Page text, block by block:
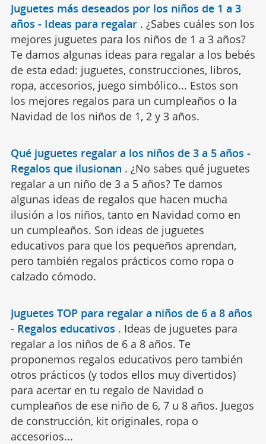
Juguetes más deseados por los niños de 1 a 3
años - Ideas para regalar . ¿Sabes cuáles son los
mejores juguetes para los niños de 1 a 3 años?
Te damos algunas ideas para regalar a los bebés
de esta edad: juguetes, construcciones, libros,
ropa, accesorios, juego simbólico... Estos son
los mejores regalos para un cumpleaños o la
Navidad de los niños de 1, 2 y 3 años.
Qué juguetes regalar a los niños de 3 a 5 años -
Regalos que ilusionan . ¿No sabes qué juguetes
regalar a un niño de 3 a 5 años? Te damos
algunas ideas de regalos que hacen mucha
ilusión a los niños, tanto en Navidad como en
un cumpleaños. Son ideas de juguetes
educativos para que los pequeños aprendan,
pero también regalos prácticos como ropa o
calzado cómodo.
Juguetes TOP para regalar a niños de 6 a 8 años
- Regalos educativos . Ideas de juguetes para
regalar a los niños de 6 a 8 años. Te
proponemos regalos educativos pero también
otros prácticos (y todos ellos muy divertidos)
para acertar en tu regalo de Navidad o
cumpleaños de ese niño de 6, 7 u 8 años. Juegos
de construcción, kit originales, ropa o
accesorios...